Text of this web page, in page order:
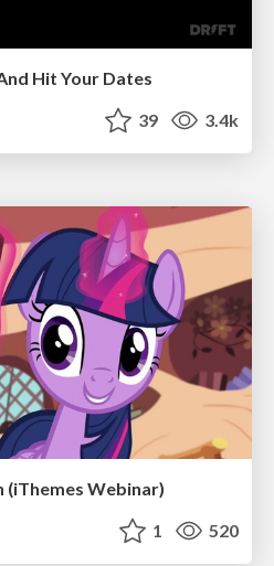
Hit Your Dates
39 3.4k
(iThemes Webinar)
1 520